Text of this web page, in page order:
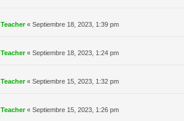
« Septiembre 18, 2023, 1:39 pm
« Septiembre 18, 2023, 1:24 pm
« Septiembre 15, 2023, 1:32 pm
« Septiembre 15, 2023, 1:26 pm